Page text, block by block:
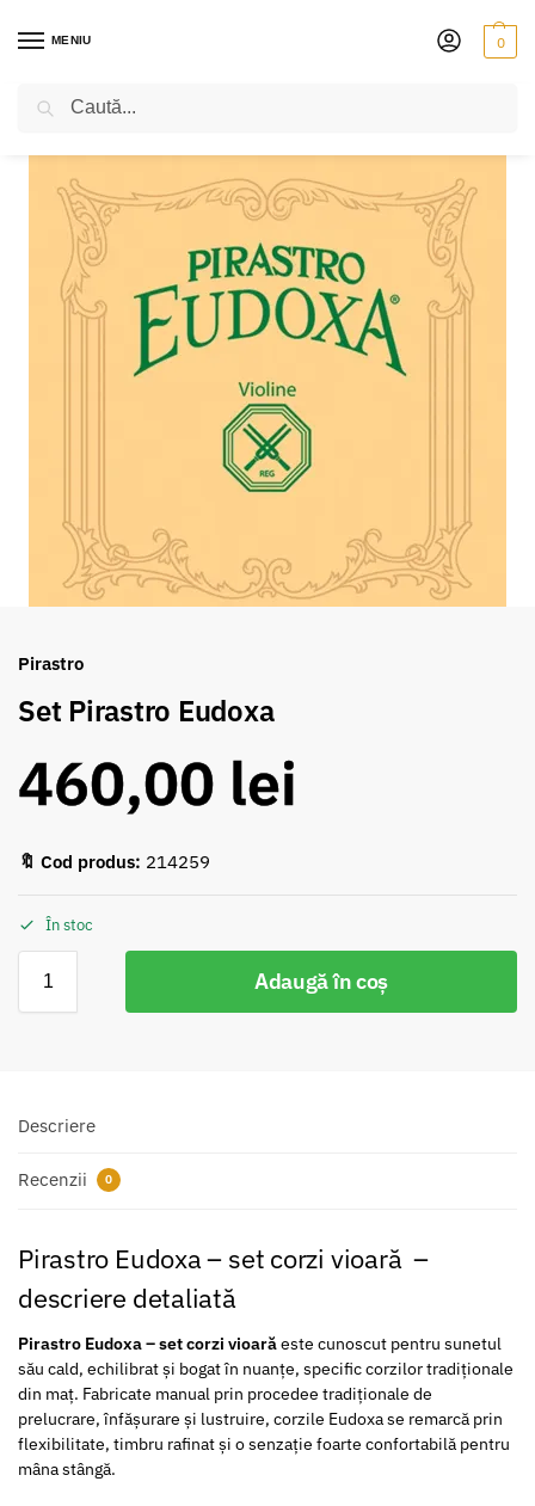
MENIU 0
Pirastro
Set Pirastro Eudoxa
460,00 lei
🔖 Cod produs: 214259
În stoc
Adaugă în coș
Descriere
Recenzii 0
Pirastro Eudoxa – set corzi vioară –
descriere detaliată
Pirastro Eudoxa – set corzi vioarăeste cunoscut pentru sunetul
său cald, echilibrat și bogat în nuanțe, specific corzilor tradiționale
din maț. Fabricate manual prin procedee tradiționale de
prelucrare, înfășurare și lustruire, corzile Eudoxa se remarcă prin
flexibilitate, timbru rafinat și o senzație foarte confortabilă pentru
mâna stângă.